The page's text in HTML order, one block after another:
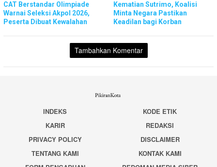
CAT Berstandar Olimpiade
Warnai Seleksi Akpol 2026,
Peserta Dibuat Kewalahan
Kematian Sutrimo, Koalisi
Minta Negara Pastikan
Keadilan bagi Korban
Tambahkan Komentar
INDEKS
KODE ETIK
KARIR
REDAKSI
PRIVACY POLICY
DISCLAIMER
TENTANG KAMI
KONTAK KAMI